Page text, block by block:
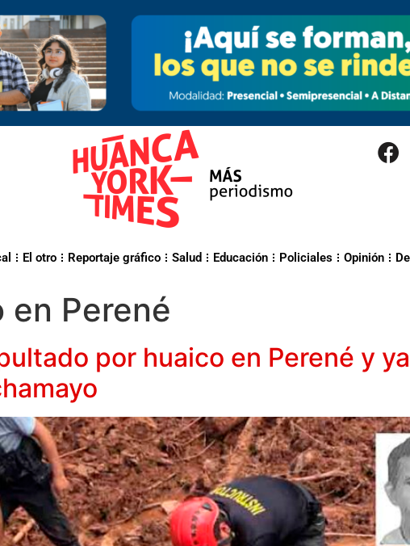
El otro Reportaje gráfico Salud Educación Policiales Opinión
en Perené
por huaico en Perené y